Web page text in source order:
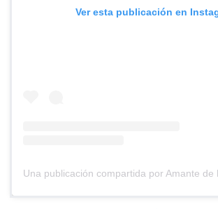
Ver esta publicación en